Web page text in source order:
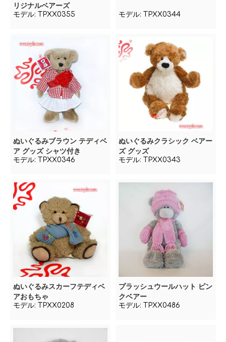
リジナルベアーズ
モデル: TPXX0355 モデル: TPXX0344
ぬいぐるみブラウン テディベ
ア グッズ シャツ付き
モデル: TPXX0346
ぬいぐるみクラシック ベアー
ズ グッズ
モデル: TPXX0343
ぬいぐるみスカーフテディベ
アおもちゃ
モデル: TPXX0208
プラッシュウールハット ピン
クベアー
モデル: TPXX0486